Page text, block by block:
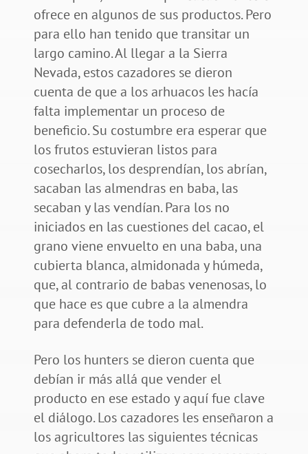
ofrece en algunos de sus productos. Pero
para ello han tenido que transitar un
largo camino. Al llegar a la Sierra
Nevada, estos cazadores se dieron
cuenta de que a los arhuacos les hacía
falta implementar un proceso de
beneficio. Su costumbre era esperar que
los frutos estuvieran listos para
cosecharlos, los desprendían, los abrían,
sacaban las almendras en baba, las
secaban y las vendían. Para los no
iniciados en las cuestiones del cacao, el
grano viene envuelto en una baba, una
cubierta blanca, almidonada y húmeda,
que, al contrario de babas venenosas, lo
que hace es que cubre a la almendra
para defenderla de todo mal.
Pero los hunters se dieron cuenta que
debían ir más allá que vender el
producto en ese estado y aquí fue clave
el diálogo. Los cazadores les enseñaron a
los agricultores las siguientes técnicas